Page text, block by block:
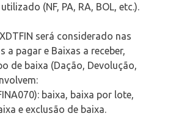
(NF, PA, RA, BOL, etc.).
será considerado nas
a pagar e Baixas a receber,
de baixa (Dação, Devolução,
baixa, baixa por lote,
e exclusão de baixa.